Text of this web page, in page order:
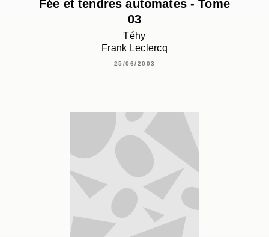
Fée et tendres automates - Tome
03
Téhy
Frank Leclercq
25/06/2003